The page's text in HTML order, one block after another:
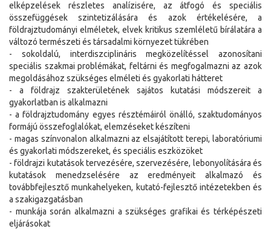
elképzelések részletes analízisére, az átfogó és speciális
összefüggések szintetizálására és azok értékelésére, a
földrajztudományi elméletek, elvek kritikus szemléletű bírálatára a
változó természeti és társadalmi környezet tükrében
- sokoldalú, interdiszciplináris megközelítéssel azonosítani
speciális szakmai problémákat, feltárni és megfogalmazni az azok
megoldásához szükséges elméleti és gyakorlati hátteret
- a földrajz szakterületének sajátos kutatási módszereit a
gyakorlatban is alkalmazni
- a földrajztudomány egyes résztémáiról önálló, szaktudományos
formájú összefoglalókat, elemzéseket készíteni
- magas színvonalon alkalmazni az elsajátított terepi, laboratóriumi
és gyakorlati módszereket, és speciális eszközöket
- földrajzi kutatások tervezésére, szervezésére, lebonyolítására és
kutatások menedzselésére az eredményeit alkalmazó és
továbbfejlesztő munkahelyeken, kutató-fejlesztő intézetekben és
a szakigazgatásban
- munkája során alkalmazni a szükséges grafikai és térképészeti
eljárásokat